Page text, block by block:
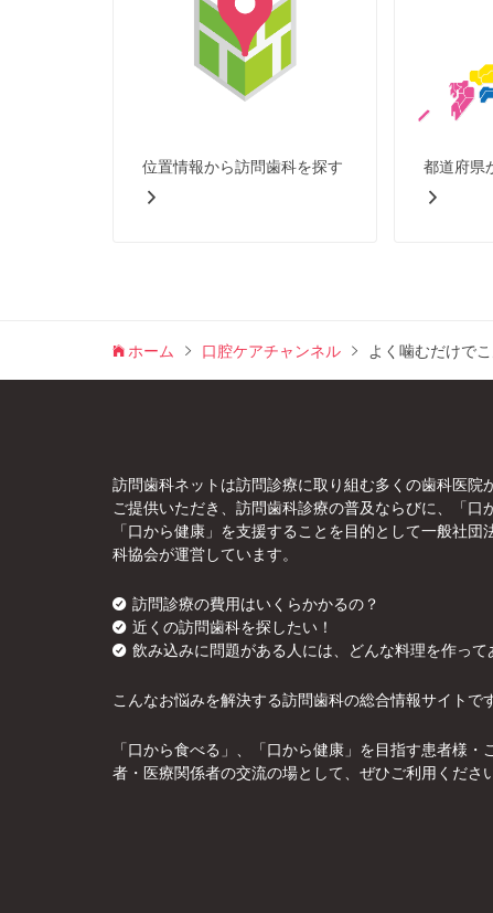
位置情報から訪問歯科を探す 都道府県
ホーム 口腔ケアチャンネル よく噛むだけで
訪問歯科ネットは訪問診療に取り組む多くの歯科医院
ご提供いただき、訪問歯科診療の普及ならびに、「口
「口から健康」を支援することを目的として一般社
科協会が運営しています。
訪問診療の費用はいくらかかるの？
近くの訪問歯科を探したい！
飲み込みに問題がある人には、どんな料理を作って
こんなお悩みを解決する訪問歯科の総合情報サイトです
「口から食べる」、「口から健康」を目指す患者様・
者・医療関係者の交流の場として、ぜひご利用ください